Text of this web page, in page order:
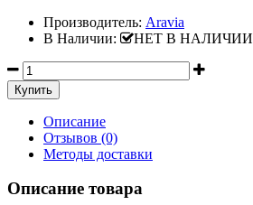
Производитель: Aravia
В Наличии:
НЕТ В НАЛИЧИИ
Описание
Отзывов (0)
Методы доставки
Описание товара